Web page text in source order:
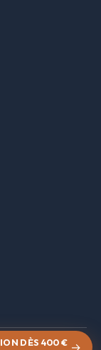
DÈS 400 € →